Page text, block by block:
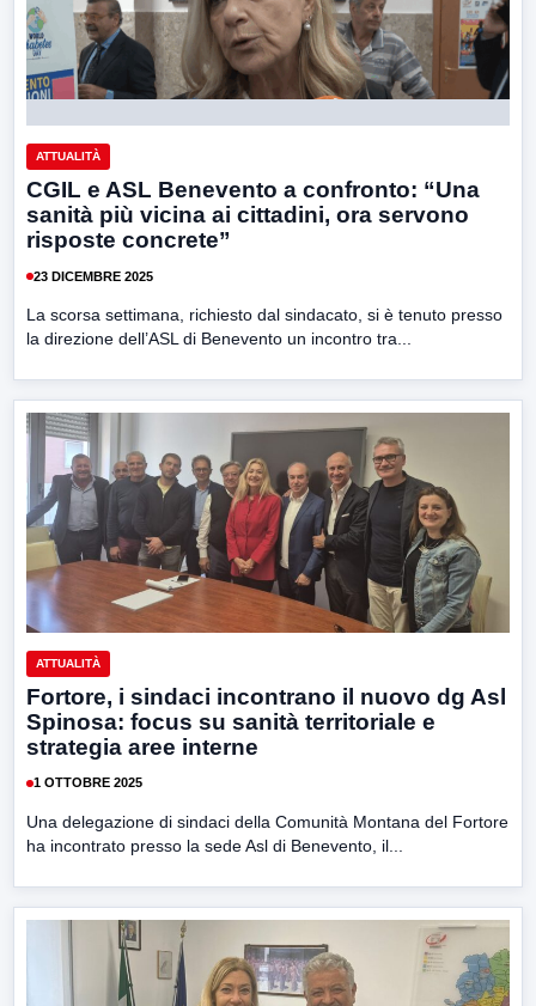
ATTUALITÀ
CGIL e ASL Benevento a confronto: “Una
sanità più vicina ai cittadini, ora servono
risposte concrete”
23 DICEMBRE 2025
La scorsa settimana, richiesto dal sindacato, si è tenuto presso
la direzione dell’ASL di Benevento un incontro tra...
ATTUALITÀ
Fortore, i sindaci incontrano il nuovo dg Asl
Spinosa: focus su sanità territoriale e
strategia aree interne
1 OTTOBRE 2025
Una delegazione di sindaci della Comunità Montana del Fortore
ha incontrato presso la sede Asl di Benevento, il...